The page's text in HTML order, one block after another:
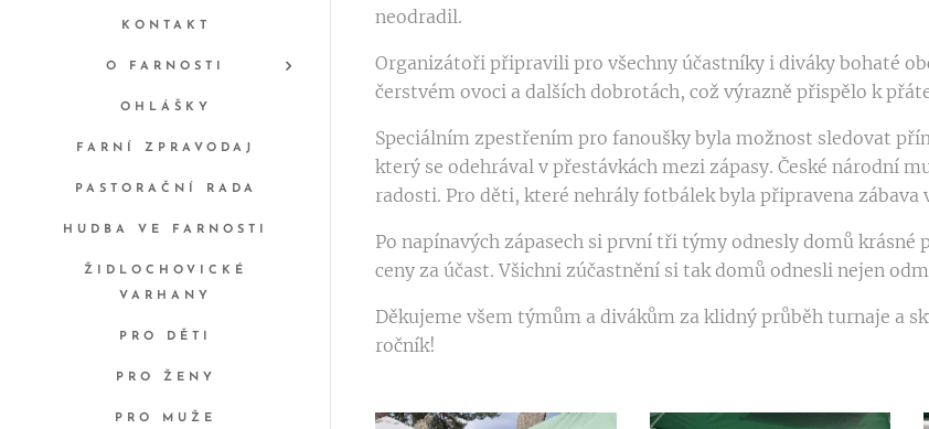
KONTAKT
O FARNOSTI
OHLÁŠKY
FARNÍ ZPRAVODAJ
PASTORAČNÍ RADA
HUDBA VE FARNOSTI
ŽIDLOCHOVICKÉ
VARHANY
PRO DĚTI
PRO ŽENY
PRO MUŽE
neodradil.
Organizátoři připravili pro všechny účastníky i diváky bohaté
čerstvém ovoci a dalších dobrotách, což výrazně přispělo k
Speciálním zpestřením pro fanoušky byla možnost sledovat
který se odehrával v přestávkách mezi zápasy. České národní
radosti. Pro děti, které nehrály fotbálek byla připravena
Po napínavých zápasech si první tři týmy odnesly domů
ceny za účast. Všichni zúčastnění si tak domů odnesli nejen
Děkujeme všem týmům a divákům za klidný průběh turnaje a
ročník!